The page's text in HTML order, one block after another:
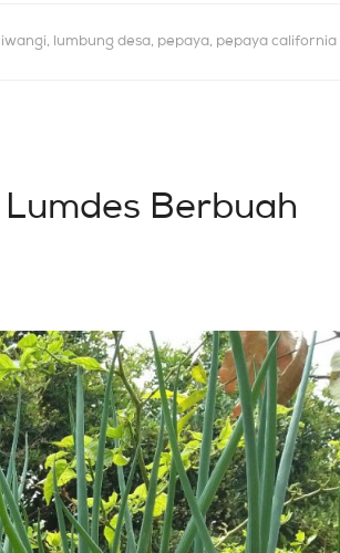
, lumbung desa, pepaya, pepaya california
Berbuah